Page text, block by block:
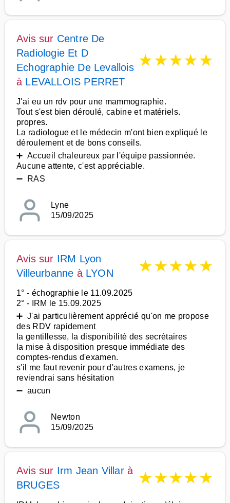
Avis sur Centre De
Radiologie Et D
Echographie De Levallois
à LEVALLOIS PERRET
★★★★★
J'ai eu un rdv pour une mammographie.
Tout s'est bien déroulé, cabine et matériels.
propres.
La radiologue et le médecin m'ont bien expliqué le
déroulement et de bons conseils.
➕ Accueil chaleureux par l'équipe passionnée.
Aucune attente, c'est appréciable.
➖ RAS
Lyne
15/09/2025
Avis sur IRM Lyon
Villeurbanne à LYON ★★★★★
1° - échographie le 11.09.2025
2° - IRM le 15.09.2025
➕ J'ai particulièrement apprécié qu'on me propose
des RDV rapidement
la gentillesse, la disponibilité des secrétaires
la mise à disposition presque immédiate des
comptes-rendus d'examen.
s'il me faut revenir pour d'autres examens, je
reviendrai sans hésitation
➖ aucun
Newton
15/09/2025
Avis sur Irm Jean Villarà
BRUGES
★★★★★